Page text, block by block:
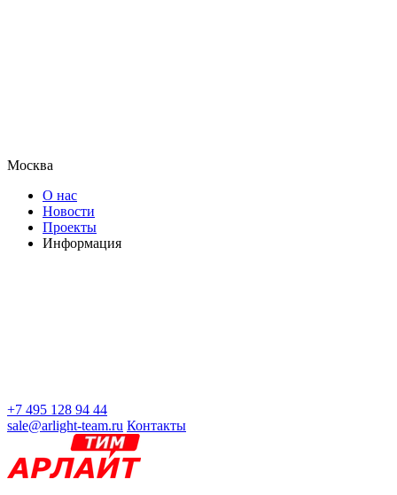
Москва
О нас
Новости
Проекты
Информация
+7 495 128 94 44
sale@arlight-team.ru Контакты